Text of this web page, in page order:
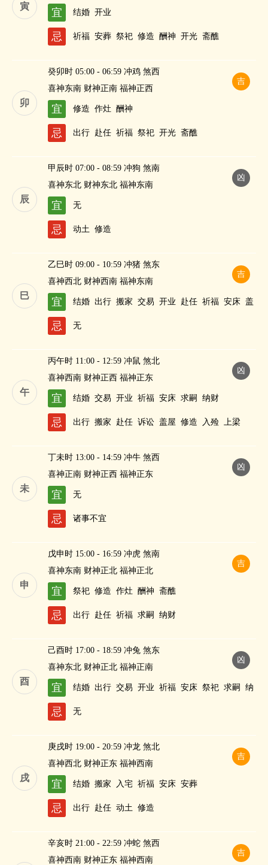
寅
宜 结婚 开业
忌 祈福 安葬 祭祀 修造 酬神 开光 斋醮
卯
吉
癸卯时 05:00 - 06:59 冲鸡 煞西
喜神东南 财神正南 福神正西
宜 修造 作灶 酬神
忌 出行 赴任 祈福 祭祀 开光 斋醮
辰
凶
甲辰时 07:00 - 08:59 冲狗 煞南
喜神东北 财神东北 福神东南
宜 无
忌 动土 修造
巳
吉
乙巳时 09:00 - 10:59 冲猪 煞东
喜神西北 财神西南 福神东南
宜 结婚 出行 搬家 交易 开业 赴任 祈福 安床 盖
忌 无
午
凶
丙午时 11:00 - 12:59 冲鼠 煞北
喜神西南 财神正西 福神正东
宜 结婚 交易 开业 祈福 安床 求嗣 纳财
忌 出行 搬家 赴任 诉讼 盖屋 修造 入殓 上梁
未
凶
丁未时 13:00 - 14:59 冲牛 煞西
喜神正南 财神正西 福神正东
宜 无
忌 诸事不宜
申
吉
戊申时 15:00 - 16:59 冲虎 煞南
喜神东南 财神正北 福神正北
宜 祭祀 修造 作灶 酬神 斋醮
忌 出行 赴任 祈福 求嗣 纳财
酉
凶
己酉时 17:00 - 18:59 冲兔 煞东
喜神东北 财神正北 福神正南
宜 结婚 出行 交易 开业 祈福 安床 祭祀 求嗣
纳
忌 无
戌
吉
庚戌时 19:00 - 20:59 冲龙 煞北
喜神西北 财神正东 福神西南
宜 结婚 搬家 入宅 祈福 安床 安葬
忌 出行 赴任 动土 修造
吉
辛亥时 21:00 - 22:59 冲蛇 煞西
喜神西南 财神正东 福神西南